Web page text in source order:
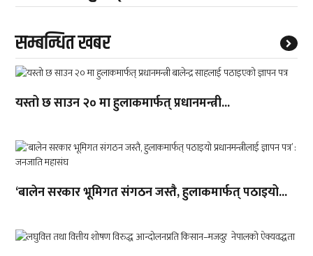
सम्बन्धित खबर
यस्तो छ साउन २० मा हुलाकमार्फत् प्रधानमन्त्री...
‘बालेन सरकार भूमिगत संगठन जस्तै, हुलाकमार्फत् पठाइयो...